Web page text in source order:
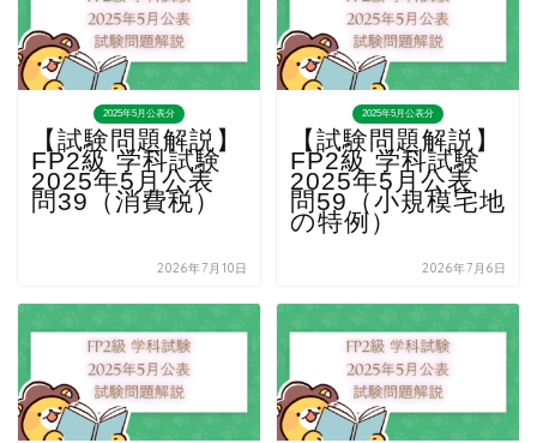
2025年5月公表分
【試験問題解説】
FP2級 学科試験
2025年5月公表
問39（消費税）
2026年7月10日
2025年5月公表分
【試験問題解説】
FP2級 学科試験
2025年5月公表
問59（小規模宅地
の特例）
2026年7月6日